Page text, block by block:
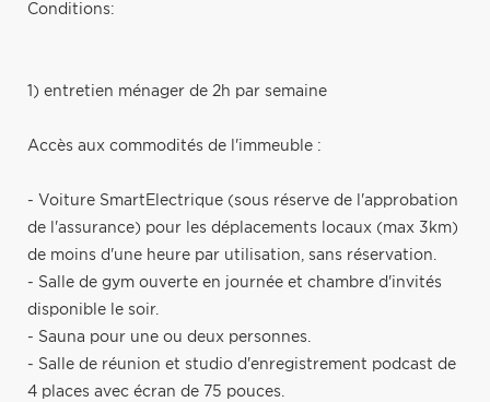
Conditions:
1) entretien ménager de 2h par semaine
Accès aux commodités de l'immeuble :
- Voiture SmartElectrique (sous réserve de l'approbation
de l'assurance) pour les déplacements locaux (max 3km)
de moins d'une heure par utilisation, sans réservation.
- Salle de gym ouverte en journée et chambre d'invités
disponible le soir.
- Sauna pour une ou deux personnes.
- Salle de réunion et studio d'enregistrement podcast de
4 places avec écran de 75 pouces.